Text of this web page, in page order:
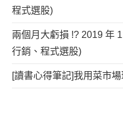
程式選股)
兩個月大虧損 !? 2019 年
行銷、程式選股)
[讀書心得筆記]我用菜市